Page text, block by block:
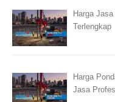
Harga
Terlengkap
Harga
Jasa